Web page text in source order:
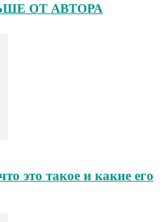
ОТ АВТОРА
это такое и какие его